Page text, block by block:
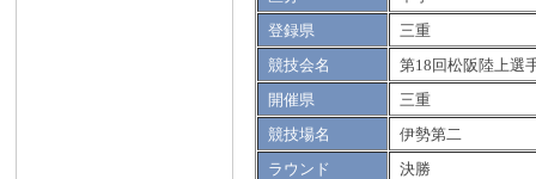
登録県
三重
競技会名
第18回松阪陸上選
開催県
三重
競技場名
伊勢第二
ラウンド
決勝